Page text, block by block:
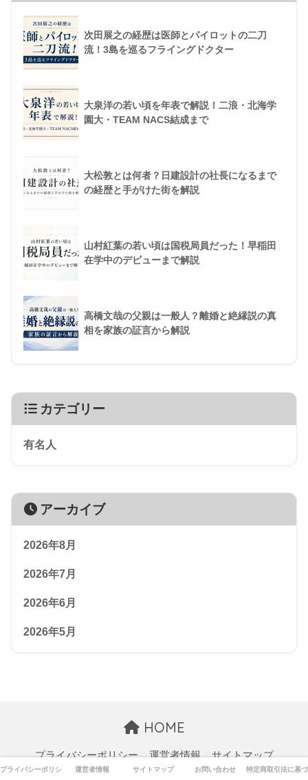
次田展之の経歴は医師とパイロットの二刀
流！3島を巡るフライングドクター
大泉洋の若い頃を年表で解説！二浪・北海学
園大・TEAM NACS結成まで
大松敦とは何者？日建設計の社長になるまで
の経歴と手がけた街を解説
山村紅葉の若い頃は国税局員だった！早稲田
在学中のデビューまで解説
高橋文哉の父親は一般人？離婚と絶縁説の真
相を家族の証言から解説
カテゴリー
有名人
アーカイブ
2026年8月
2026年7月
2026年6月
2026年5月
HOME
プライバシーポリシー 運営者情報
サイトマップ
お問い合わせ
特定商取引法に基づく表記
プライバシーポリシー 運営者情報 サイトマップ お問い合わせ 特定商取引法に基